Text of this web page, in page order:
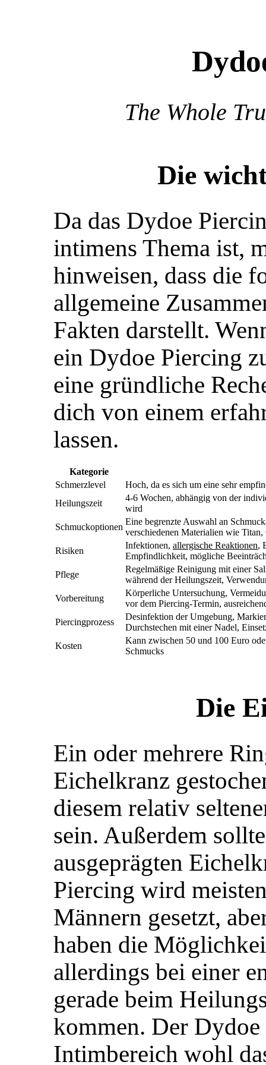
The Whole
Die
Da das Dydoe
intimens Thema ist,
hinweisen, dass die
allgemeine
Fakten darstellt.
ein Dydoe Piercing
eine gründliche
dich von einem
lassen.
Kategorie
Schmerzlevel
Hoch, da es sich um eine sehr
Heilungszeit
4-6 Wochen, abhängig von der
wird
Schmuckoptionen
Eine begrenzte Auswahl an
verschiedenen Materialien wie
Risiken
Infektionen, allergische Reaktionen,
Empfindlichkeit, mögliche
Pflege
Regelmäßige Reinigung mit einer
während der Heilungszeit,
Vorbereitung
Körperliche Untersuchung,
vor dem Piercing-Termin,
Piercingprozess
Desinfektion der Umgebung,
Durchstechen mit einer Nadel,
Kosten
Kann zwischen 50 und 100 Euro
Schmucks
Die
Ein oder mehrere
Eichelkranz
diesem relativ
sein. Außerdem
ausgeprägten
Piercing wird
Männern gesetzt,
haben die
allerdings bei einer
gerade beim
kommen. Der
Intimbereich wohl